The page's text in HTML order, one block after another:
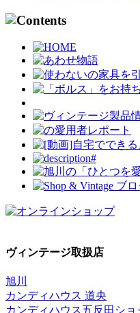
ヴィンテージ取扱店
旭川
カンディハウス 道央
カンディハウス五反田ショ